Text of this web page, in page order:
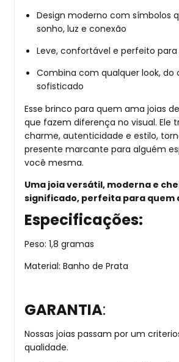
Design moderno com símbolos
sonho, luz e conexão
Leve, confortável e perfeito para
Combina com qualquer look, do
sofisticado
Esse brinco para quem ama joias
que fazem diferença no visual. Ele
charme, autenticidade e estilo,
presente marcante para alguém
você mesma.
Uma joia versátil, moderna e
significado, perfeita para quem
Especificações:
Peso: 1,8 gramas
Material: Banho de Prata
GARANTIA:
Nossas joias passam por um
qualidade.